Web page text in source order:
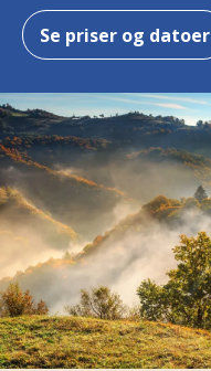
Se priser og datoer